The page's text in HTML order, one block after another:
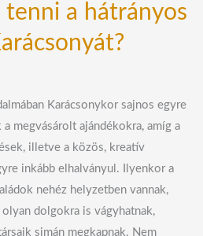
tenni a hátrányos
Karácsonykor sajnos egyre
megvásárolt ajándékokra, amíg a
illetve a közös, kreatív
inkább elhalványul. Ilyenkor a
nehéz helyzetben vannak,
dolgokra is vágyhatnak,
simán megkapnak. Nem